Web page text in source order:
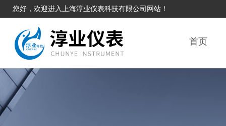
您好，欢迎进入上海淳业仪表科技有限公司网站！
首页